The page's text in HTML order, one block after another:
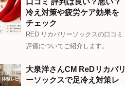
口コミ 評判は良い？悪い？
冷え対策や疲労ケア効果を
チェック
RED リカバリーソックスの口コミ
評価についてご紹介します。
大泉洋さんCM ReDリカバリ
ーソックスで足冷え対策レ